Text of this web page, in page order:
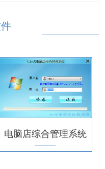
电脑店综合管理系统
V4.3.0